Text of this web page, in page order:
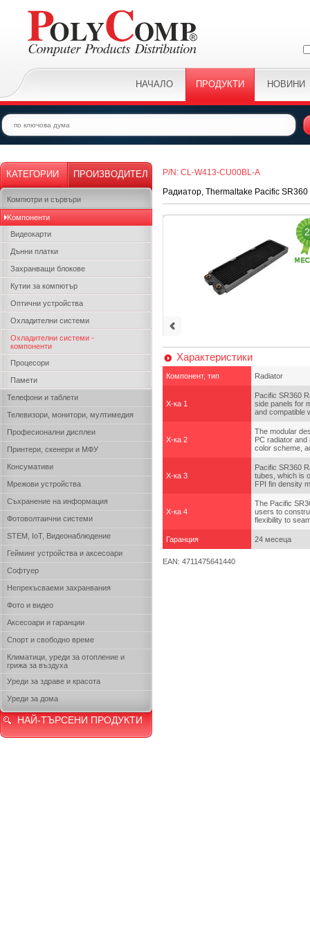
НАЧАЛО ПРОДУКТИ НОВИНИ
КАТЕГОРИИ ПРОИЗВОДИТЕЛ
Компютри и сървъри
Kомпоненти
Видеокарти
Дънни платки
Захранващи блокове
Кутии за компютър
Оптични устройства
Охладителни системи
Охладителни системи -
компоненти
Процесори
Памети
Телефони и таблети
Телевизори, монитори, мултимедия
Професионални дисплеи
Принтери, скенери и МФУ
Консумативи
Мрежови устройства
Съхранение на информация
Фотоволтаични системи
STEM, IoT, Видеонаблюдение
Гейминг устройства и аксесоари
Софтуер
Непрекъсваеми захранвания
Фото и видео
Аксесоари и гаранции
Спорт и свободно време
Климатици, уреди за отопление и
грижа за въздуха
Уреди за здраве и красота
Уреди за дома
НАЙ-ТЪРСЕНИ ПРОДУКТИ
P/N: CL-W413-CU00BL-A
Радиатор, Thermaltake Pacific
Характеристики
Компонент, тип Radiator
Х-ка 1
Pacific SR360
side panels for
and compatible
Х-ка 2
The modular
PC radiator
color scheme,
Х-ка 3
Pacific SR360
tubes, which is
FPI fin density
Х-ка 4
The Pacific
users to
flexibility to
Гаранция 24 месеца
EAN: 4711475641440